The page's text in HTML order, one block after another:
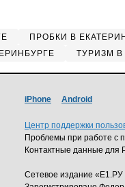
ПРОБКИ В
ТУРИЗМ В
iPhone Android
Центр поддержки
Проблемы при работе с
Контактные данные для
Сетевое издание «Е1.РУ